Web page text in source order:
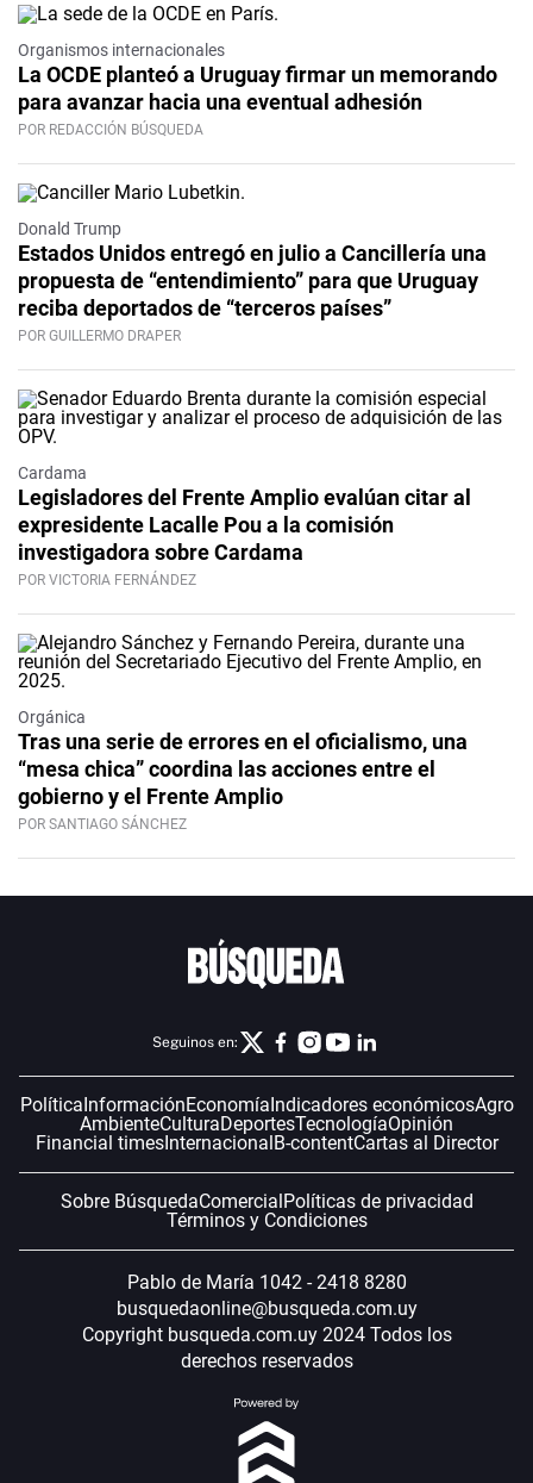
Organismos internacionales
La OCDE planteó a Uruguay firmar un memorando
para avanzar hacia una eventual adhesión
POR REDACCIÓN BÚSQUEDA
Donald Trump
Estados Unidos entregó en julio a Cancillería una
propuesta de “entendimiento” para que Uruguay
reciba deportados de “terceros países”
POR GUILLERMO DRAPER
Cardama
Legisladores del Frente Amplio evalúan citar al
expresidente Lacalle Pou a la comisión
investigadora sobre Cardama
POR VICTORIA FERNÁNDEZ
Orgánica
Tras una serie de errores en el oficialismo, una
“mesa chica” coordina las acciones entre el
gobierno y el Frente Amplio
POR SANTIAGO SÁNCHEZ
Seguinos en:
PolíticaInformaciónEconomíaIndicadores económicosAgro
AmbienteCulturaDeportesTecnologíaOpinión
Financial timesInternacionalB-contentCartas al Director
Sobre BúsquedaComercialPolíticas de privacidad
Términos y Condiciones
Pablo de María 1042 - 2418 8280
busquedaonline@busqueda.com.uy
Copyright busqueda.com.uy 2024 Todos los
derechos reservados